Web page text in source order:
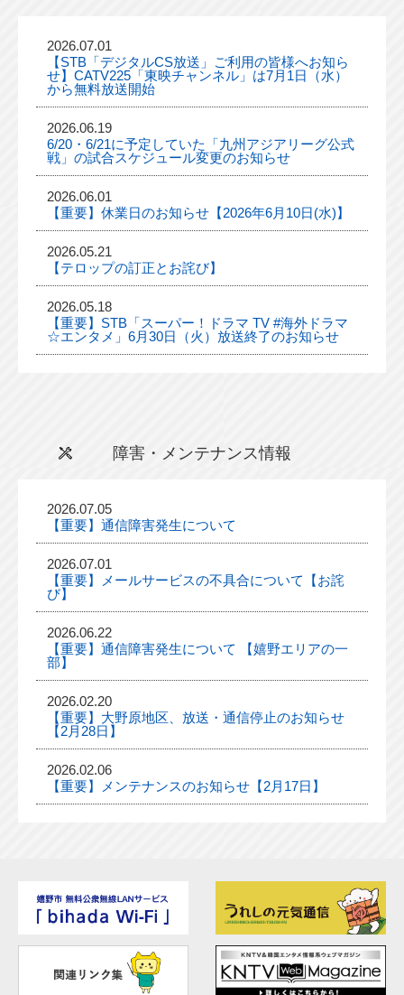
2026.07.01
【STB「デジタルCS放送」ご利用の皆様へお知ら
せ】CATV225「東映チャンネル」は7月1日（水）
から無料放送開始
2026.06.19
6/20・6/21に予定していた「九州アジアリーグ公式
戦」の試合スケジュール変更のお知らせ
2026.06.01
【重要】休業日のお知らせ【2026年6月10日(水)】
2026.05.21
【テロップの訂正とお詫び】
2026.05.18
【重要】STB「スーパー！ドラマ TV #海外ドラマ
☆エンタメ」6月30日（火）放送終了のお知らせ
障害・メンテナンス情報
2026.07.05
【重要】通信障害発生について
2026.07.01
【重要】メールサービスの不具合について【お詫
び】
2026.06.22
【重要】通信障害発生について 【嬉野エリアの一
部】
2026.02.20
【重要】大野原地区、放送・通信停止のお知らせ
【2月28日】
2026.02.06
【重要】メンテナンスのお知らせ【2月17日】